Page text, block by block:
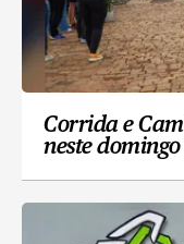
Corrida e
neste